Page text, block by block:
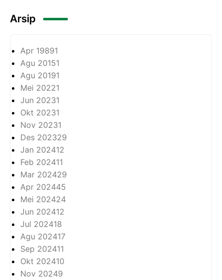
Arsip
Apr 19891
Agu 20151
Agu 20191
Mei 20221
Jun 20231
Okt 20231
Nov 20231
Des 202329
Jan 202412
Feb 202411
Mar 202429
Apr 202445
Mei 202424
Jun 202412
Jul 202418
Agu 202417
Sep 202411
Okt 202410
Nov 20249